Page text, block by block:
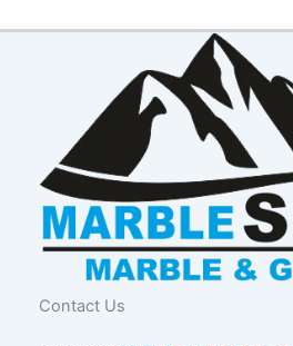
Contact Us